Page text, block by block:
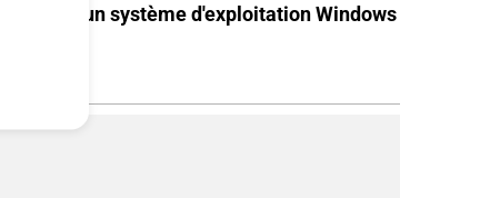
avec un système d'exploitation Windows